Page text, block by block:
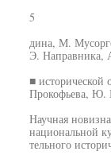
5
дина, М.
Э. Направника,
■ исторической
Прокофьева, Ю.
Научная
национальной
тельного